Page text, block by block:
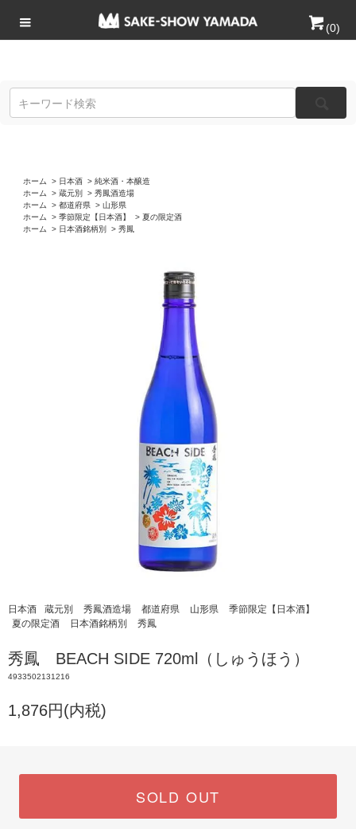
(0)
ホーム > 日本酒 > 純米酒・本醸造
ホーム
> 蔵元別 > 秀鳳酒造場
ホーム
> 都道府県 > 山形県
ホーム
> 季節限定【日本酒】 > 夏の限定酒
ホーム
> 日本酒銘柄別 > 秀鳳
日本酒 蔵元別 秀鳳酒造場 都道府県 山形県
季節限定【日本酒】
夏の限定酒
日本酒銘柄別 秀鳳
秀鳳 BEACH SIDE 720ml（しゅうほう）
4933502131216
1,876円(内税)
SOLD OUT